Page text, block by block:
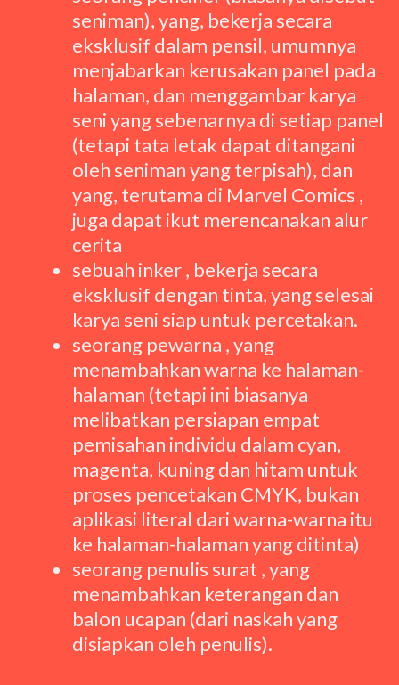
seniman), yang, bekerja secara
eksklusif dalam pensil, umumnya
menjabarkan kerusakan panel pada
halaman, dan menggambar karya
seni yang sebenarnya di setiap panel
(tetapi tata letak dapat ditangani
oleh seniman yang terpisah), dan
yang, terutama di Marvel Comics ,
juga dapat ikut merencanakan alur
cerita
sebuah inker , bekerja secara
eksklusif dengan tinta, yang selesai
karya seni siap untuk percetakan.
seorang pewarna , yang
menambahkan warna ke halaman-
halaman (tetapi ini biasanya
melibatkan persiapan empat
pemisahan individu dalam cyan,
magenta, kuning dan hitam untuk
proses pencetakan CMYK, bukan
aplikasi literal dari warna-warna itu
ke halaman-halaman yang ditinta)
seorang penulis surat , yang
menambahkan keterangan dan
balon ucapan (dari naskah yang
disiapkan oleh penulis).